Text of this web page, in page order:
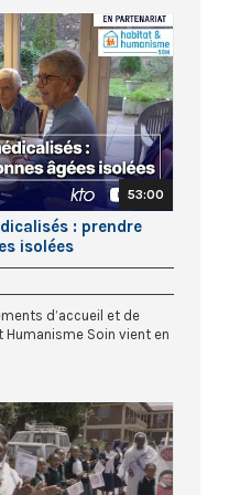
53:00
: prendre
isolées
d’accueil et de
Soin vient en